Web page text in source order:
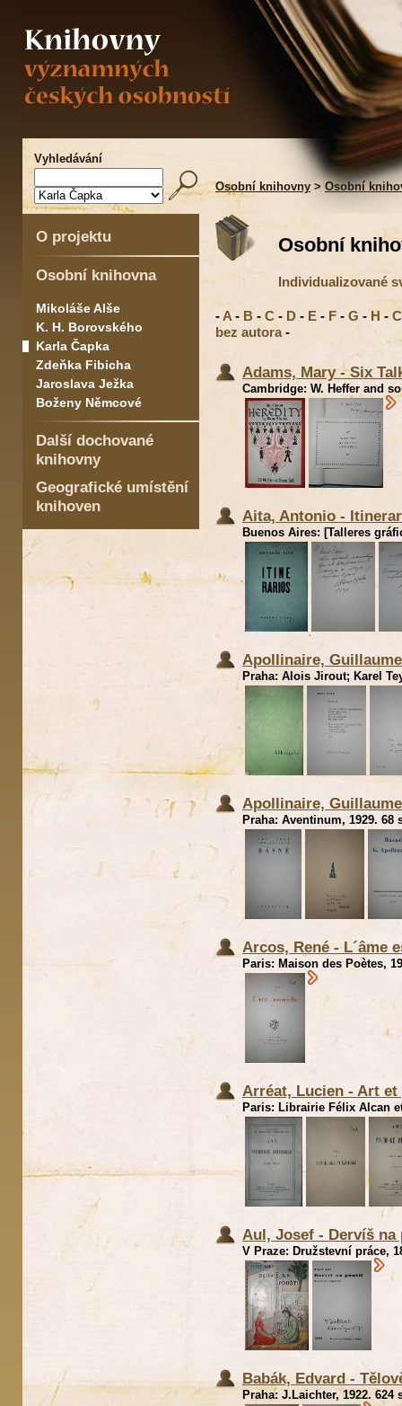
Vyhledávání
Osobní knihovny > Osobní
O projektu
Osobní knihovna
Mikoláše Alše
K. H. Borovského
Karla Čapka
Zdeňka Fibicha
Jaroslava Ježka
Boženy Němcové
Další dochované
knihovny
Geografické umístění
knihoven
Osobní
Individualizované
-A - B - C - D - E - F - G - H -
bez autora -
Adams, Mary - Six
Cambridge: W. Heffer and
Aita, Antonio -
Buenos Aires: [Talleres
Apollinaire,
Praha: Alois Jirout; Karel
Apollinaire,
Praha: Aventinum, 1929. 68
Arcos, René - L´âme
Paris: Maison des Poètes,
Arréat, Lucien - Art
Paris: Librairie Félix Alcan
Aul, Josef - Dervíš na
V Praze: Družstevní práce,
Babák, Edvard -
Praha: J.Laichter, 1922. 624